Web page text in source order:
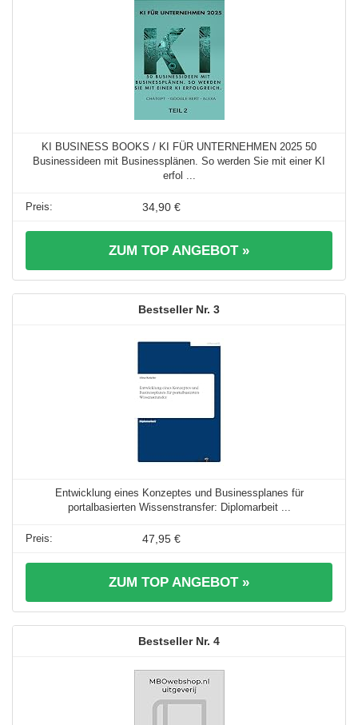
KI BUSINESS BOOKS / KI FÜR UNTERNEHMEN 2025 50
Businessideen mit Businessplänen. So werden Sie mit einer KI
erfol ...
34,90 €
ZUM TOP ANGEBOT »
3
Entwicklung eines Konzeptes und Businessplanes für
portalbasierten Wissenstransfer: Diplomarbeit ...
47,95 €
ZUM TOP ANGEBOT »
4